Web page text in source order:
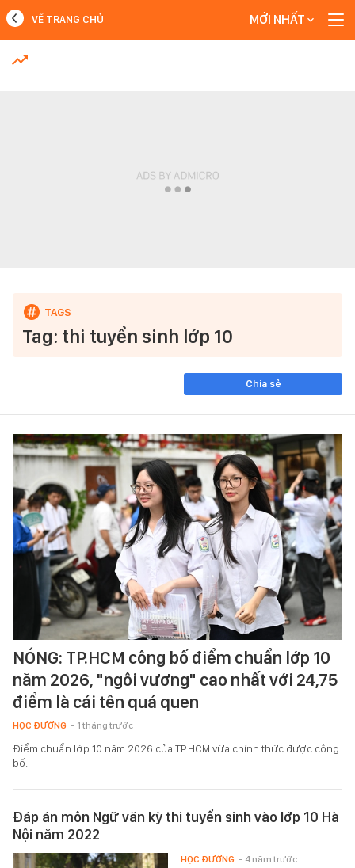
MỚI NHẤT
VỀ TRANG CHỦ MỚI NHẤT
Tag: thi tuyển sinh lớp 10
Chia sẻ
NÓNG: TP.HCM công bố điểm chuẩn lớp 10
năm 2026, "ngôi vương" cao nhất với 24,75
điểm là cái tên quá quen
HỌC ĐƯỜNG - 1 tháng trước
Điểm chuẩn lớp 10 năm 2026 của TP.HCM vừa chính thức được công
bố.
Đáp án môn Ngữ văn kỳ thi tuyển sinh vào lớp 10 Hà
Nội năm 2022
HỌC ĐƯỜNG - 4 năm trước